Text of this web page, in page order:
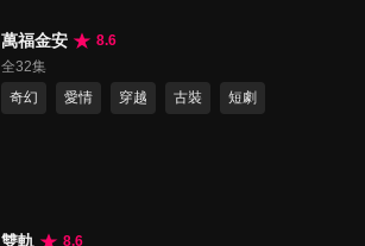
萬福金安
8.6
全32集
奇幻
愛情 穿越 古裝 短劇
雙軌
8.6